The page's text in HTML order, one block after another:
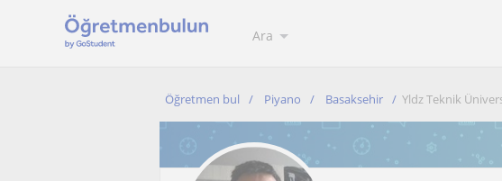
Ara
Öğretmen bul Piyano Basaksehir Yldz Teknik